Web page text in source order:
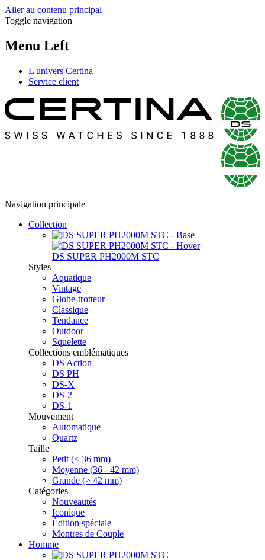
Aller au contenu principal
Toggle navigation
Menu Left
L'univers Certina
Service client
Navigation principale
Collection
DS SUPER PH2000M STC
Styles
Aquatique
Vintage
Globe-trotteur
Classique
Tendance
Outdoor
Squelette
Collections emblématiques
DS Action
DS PH
DS-X
DS-2
DS-1
Mouvement
Automatique
Quartz
Taille
Petit (< 36 mm)
Moyenne (36 - 42 mm)
Grande (> 42 mm)
Catégories
Nouveautés
Iconique
Édition spéciale
Montres de Couple
Homme